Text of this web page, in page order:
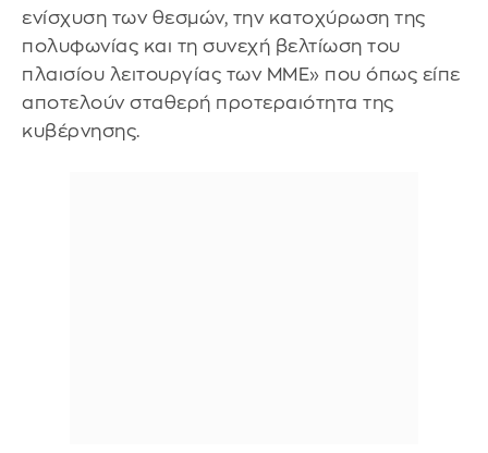
ενίσχυση των θεσμών, την κατοχύρωση της
πολυφωνίας και τη συνεχή βελτίωση του
πλαισίου λειτουργίας των ΜΜΕ» που όπως είπε
αποτελούν σταθερή προτεραιότητα της
κυβέρνησης.